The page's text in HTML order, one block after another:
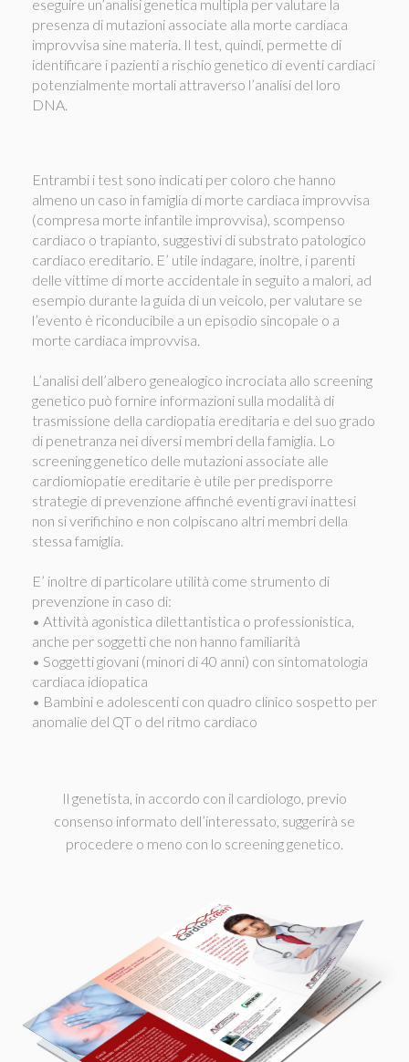
eseguire un’analisi genetica multipla per valutare la
presenza di mutazioni associate alla morte cardiaca
improvvisa sine materia. Il test, quindi, permette di
identificare i pazienti a rischio genetico di eventi cardiaci
potenzialmente mortali attraverso l’analisi del loro
DNA.
Entrambi i test sono indicati per coloro che hanno
almeno un caso in famiglia di morte cardiaca improvvisa
(compresa morte infantile improvvisa), scompenso
cardiaco o trapianto, suggestivi di substrato patologico
cardiaco ereditario. E’ utile indagare, inoltre, i parenti
delle vittime di morte accidentale in seguito a malori, ad
esempio durante la guida di un veicolo, per valutare se
l’evento è riconducibile a un episodio sincopale o a
morte cardiaca improvvisa.
L’analisi dell’albero genealogico incrociata allo screening
genetico può fornire informazioni sulla modalità di
trasmissione della cardiopatia ereditaria e del suo grado
di penetranza nei diversi membri della famiglia. Lo
screening genetico delle mutazioni associate alle
cardiomiopatie ereditarie è utile per predisporre
strategie di prevenzione affinché eventi gravi inattesi
non si verifichino e non colpiscano altri membri della
stessa famiglia.
E’ inoltre di particolare utilità come strumento di
prevenzione in caso di:
• Attività agonistica dilettantistica o professionistica,
anche per soggetti che non hanno familiarità
• Soggetti giovani (minori di 40 anni) con sintomatologia
cardiaca idiopatica
• Bambini e adolescenti con quadro clinico sospetto per
anomalie del QT o del ritmo cardiaco
Il genetista, in accordo con il cardiologo, previo
consenso informato dell’interessato, suggerirà se
procedere o meno con lo screening genetico.